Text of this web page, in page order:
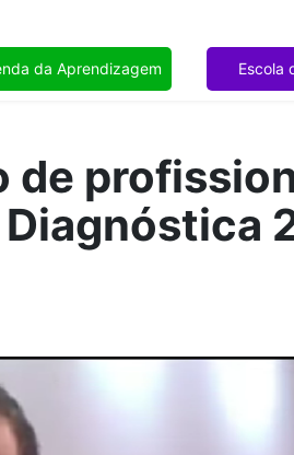
da Aprendizagem Escola
de